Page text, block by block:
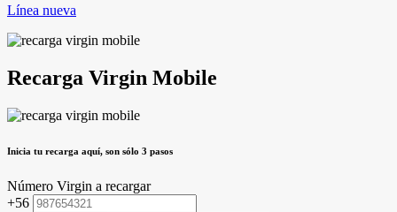
Línea nueva
Recarga Virgin Mobile
Inicia tu recarga aquí, son sólo 3 pasos
Número Virgin a recargar
+56